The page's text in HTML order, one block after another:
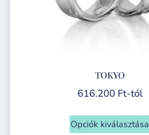
TOKYO
616.200 Ft-tól
Opciók kiválasztása